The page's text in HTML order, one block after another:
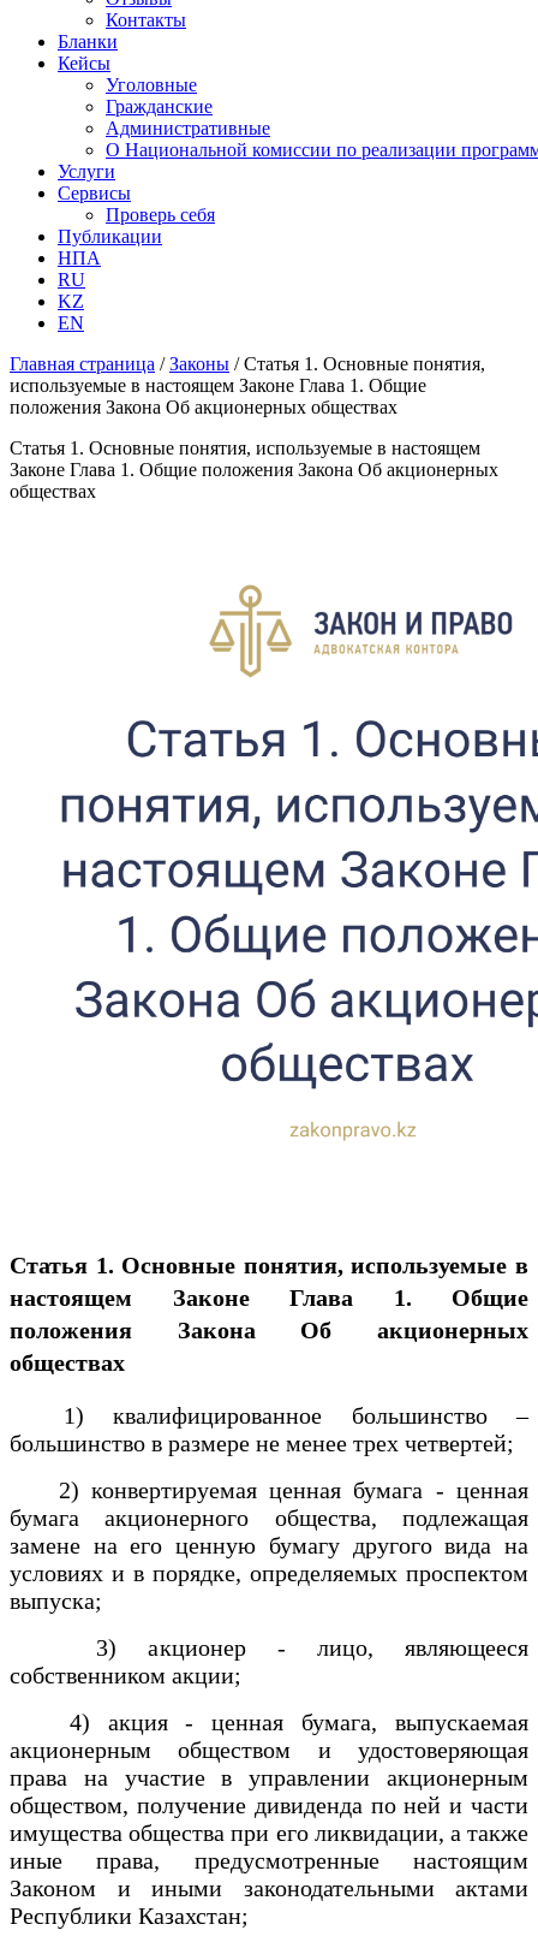
Контакты
Бланки
Кейсы
Уголовные
Гражданские
Административные
О Национальной комиссии по реализации
Услуги
Сервисы
Проверь себя
Публикации
НПА
RU
KZ
EN
Главная страница /Законы /Статья 1. Основные понятия,
используемые в настоящем Законе Глава 1. Общие
положения Закона Об акционерных обществах
Статья 1. Основные понятия, используемые в настоящем
Законе Глава 1. Общие положения Закона Об акционерных
обществах
Статья 1. Основные понятия, используемые в
настоящем Законе
Глава 1. Общие
положения
Закона Об акционерных
обществах
1) квалифицированное большинство –
большинство в размере не менее трех четвертей;
2) конвертируемая ценная бумага - ценная
бумага акционерного общества, подлежащая
замене на его ценную бумагу другого вида на
условиях и в порядке, определяемых проспектом
выпуска;
3) акционер - лицо, являющееся
собственником акции;
4) акция - ценная бумага, выпускаемая
акционерным обществом и удостоверяющая
права на участие в управлении акционерным
обществом, получение дивиденда по ней и части
имущества общества при его ликвидации, а также
иные права, предусмотренные настоящим
Законом и иными законодательными актами
Республики Казахстан;